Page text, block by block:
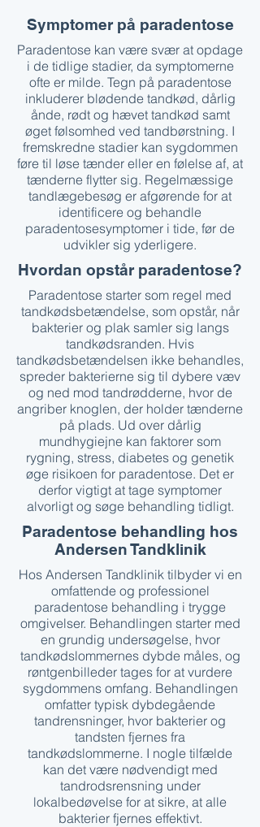
Symptomer på paradentose
Paradentose kan være svær at opdage
i de tidlige stadier, da symptomerne
ofte er milde. Tegn på paradentose
inkluderer blødende tandkød, dårlig
ånde, rødt og hævet tandkød samt
øget følsomhed ved tandbørstning. I
fremskredne stadier kan sygdommen
føre til løse tænder eller en følelse af, at
tænderne flytter sig. Regelmæssige
tandlægebesøg er afgørende for at
identificere og behandle
paradentosesymptomer i tide, før de
udvikler sig yderligere.
Hvordan opstår paradentose?
Paradentose starter som regel med
tandkødsbetændelse, som opstår, når
bakterier og plak samler sig langs
tandkødsranden. Hvis
tandkødsbetændelsen ikke behandles,
spreder bakterierne sig til dybere væv
og ned mod tandrødderne, hvor de
angriber knoglen, der holder tænderne
på plads. Ud over dårlig
mundhygiejne kan faktorer som
rygning, stress, diabetes og genetik
øge risikoen for paradentose. Det er
derfor vigtigt at tage symptomer
alvorligt og søge behandling tidligt.
Paradentose behandling hos
Andersen Tandklinik
Hos Andersen Tandklinik tilbyder vi en
omfattende og professionel
paradentose behandling i trygge
omgivelser. Behandlingen starter med
en grundig undersøgelse, hvor
tandkødslommernes dybde måles, og
røntgenbilleder tages for at vurdere
sygdommens omfang. Behandlingen
omfatter typisk dybdegående
tandrensninger, hvor bakterier og
tandsten fjernes fra
tandkødslommerne. I nogle tilfælde
kan det være nødvendigt med
tandrodsrensning under
lokalbedøvelse for at sikre, at alle
bakterier fjernes effektivt.